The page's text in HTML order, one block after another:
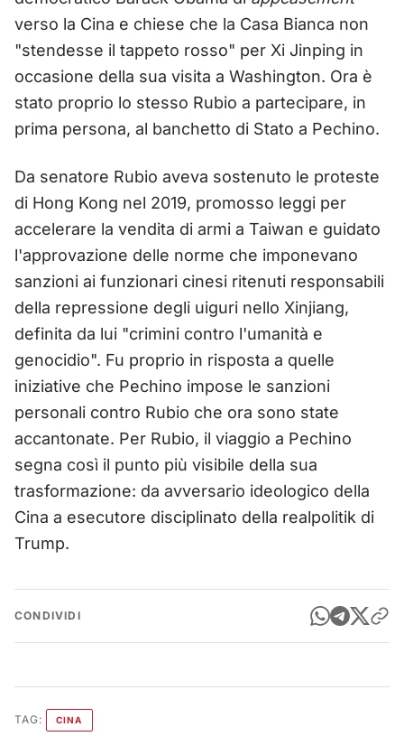
verso la Cina e chiese che la Casa Bianca non
"stendesse il tappeto rosso" per Xi Jinping in
occasione della sua visita a Washington. Ora è
stato proprio lo stesso Rubio a partecipare, in
prima persona, al banchetto di Stato a Pechino.
Da senatore Rubio aveva sostenuto le proteste
di Hong Kong nel 2019, promosso leggi per
accelerare la vendita di armi a Taiwan e guidato
l'approvazione delle norme che imponevano
sanzioni ai funzionari cinesi ritenuti responsabili
della repressione degli uiguri nello Xinjiang,
definita da lui "crimini contro l'umanità e
genocidio". Fu proprio in risposta a quelle
iniziative che Pechino impose le sanzioni
personali contro Rubio che ora sono state
accantonate. Per Rubio, il viaggio a Pechino
segna così il punto più visibile della sua
trasformazione: da avversario ideologico della
Cina a esecutore disciplinato della realpolitik di
Trump.
CONDIVIDI
TAG: CINA